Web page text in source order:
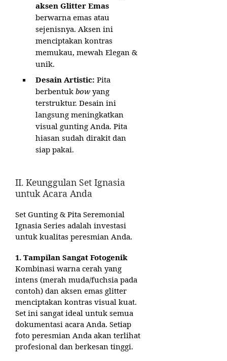
aksen Glitter Emas
berwarna emas atau
sejenisnya. Aksen ini
menciptakan kontras
memukau, mewah Elegan &
unik.
Desain Artistic: Pita
berbentuk bow yang
terstruktur. Desain ini
langsung meningkatkan
visual gunting Anda. Pita
hiasan sudah dirakit dan
siap pakai.
II. Keunggulan Set Ignasia
untuk Acara Anda
Set Gunting & Pita Seremonial
Ignasia Series adalah investasi
untuk kualitas peresmian Anda.
1. Tampilan Sangat Fotogenik
Kombinasi warna cerah yang
intens (merah muda/fuchsia pada
contoh) dan aksen emas glitter
menciptakan kontras visual kuat.
Set ini sangat ideal untuk semua
dokumentasi acara Anda. Setiap
foto peresmian Anda akan terlihat
profesional dan berkesan tinggi.